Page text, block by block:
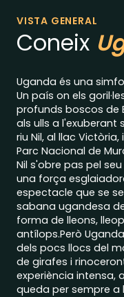
VISTA GENERAL
Coneix
Uganda és una
Un país on els
profunds boscos de
als ulls a l'exuberant
riu Nil, al llac
Parc Nacional de
Nil s'obre pas pel
una força
espectacle que se
sabana ugandesa
forma de lleons,
antílops.Però
dels pocs llocs del
de girafes i
experiència intensa,
queda per sempre a